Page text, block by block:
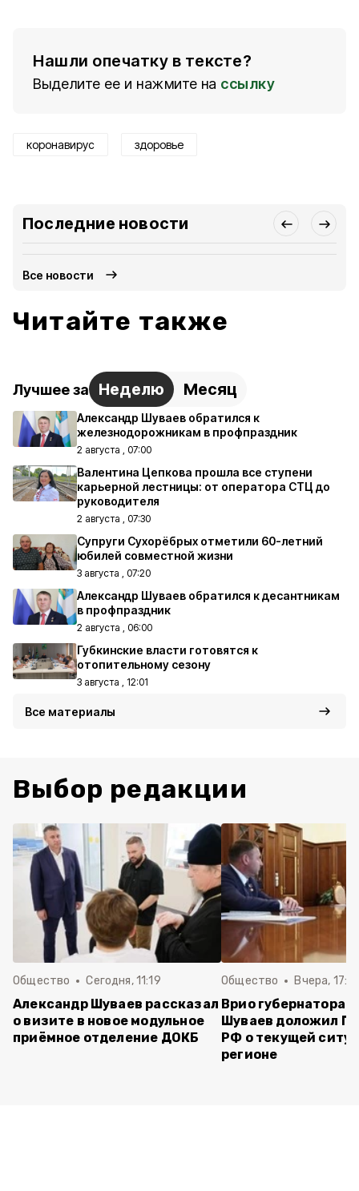
Нашли опечатку в тексте?
Выделите ее и нажмите на ссылку
коронавирус здоровье
Последние новости
Все новости
Читайте также
Лучшее за Неделю Месяц
Александр Шуваев обратился к
железнодорожникам в профпраздник
2 августа , 07:00
Валентина Цепкова прошла все ступени
карьерной лестницы: от оператора СТЦ до
руководителя
2 августа , 07:30
Супруги Сухорёбрых отметили 60-летний
юбилей совместной жизни
3 августа , 07:20
Александр Шуваев обратился к десантникам
в профпраздник
2 августа , 06:00
Губкинские власти готовятся к
отопительному сезону
3 августа , 12:01
Все материалы
Выбор редакции
Общество Сегодня, 11:19
Александр Шуваев рассказал
о визите в новое модульное
приёмное отделение ДОКБ
Общество Вчера,
Врио губернатора
Шуваев доложил
РФ о текущей
регионе